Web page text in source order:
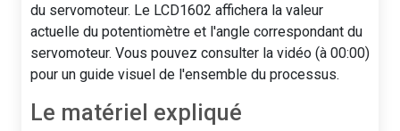
du servomoteur. Le LCD1602 affichera la valeur
actuelle du potentiomètre et l'angle correspondant du
servomoteur. Vous pouvez consulter la vidéo (à 00:00)
pour un guide visuel de l'ensemble du processus.
Le matériel expliqué